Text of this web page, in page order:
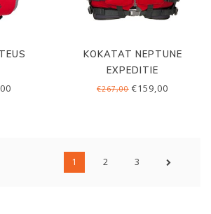
KOKATAT NEPTUNE
EXPEDITIE
€267,00 €159,00
1 2 3